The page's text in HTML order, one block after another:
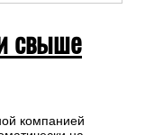
свыше
компанией